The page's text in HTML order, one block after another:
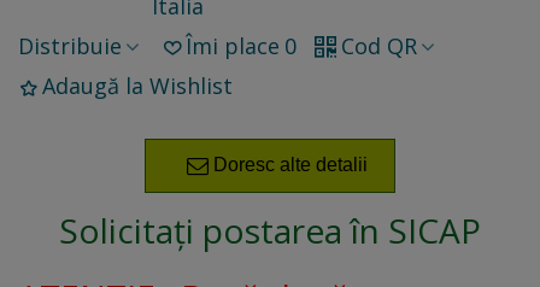
Italia
Distribuie
Îmi place 0
Cod QR
Adaugă la Wishlist
Doresc alte detalii
Solicitați postarea în SICAP